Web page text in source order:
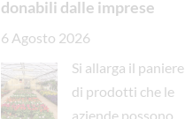
donabili dalle imprese
6 Agosto 2026
Si allarga il paniere
di prodotti che le
aziende possono